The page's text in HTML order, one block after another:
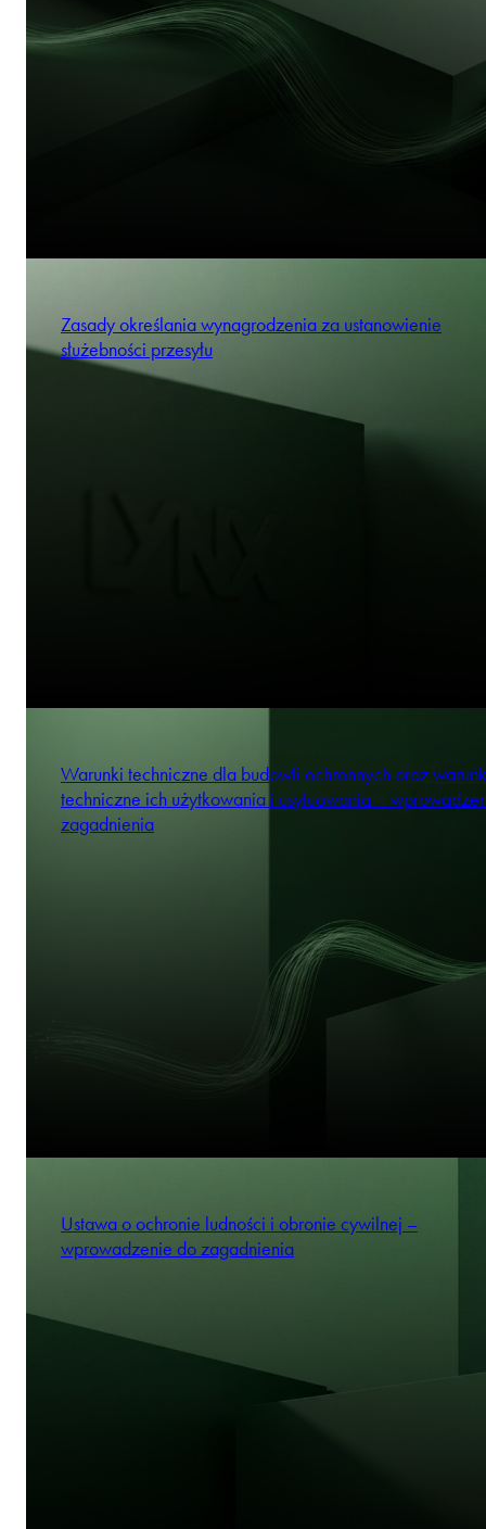
Zasady określania wynagrodzenia za ustanowienie
służebności przesyłu
Warunki techniczne dla budowli ochronnych oraz
techniczne ich użytkowania i usytuowania –
zagadnienia
Ustawa o ochronie ludności i obronie cywilnej –
wprowadzenie do zagadnienia